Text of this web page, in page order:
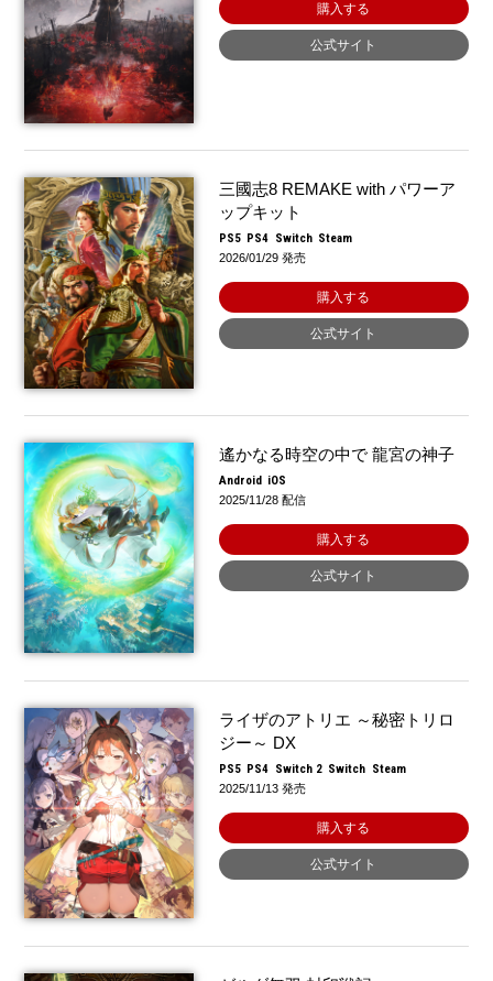
購入する
公式サイト
三國志8 REMAKE with パワーア
ップキット
PS5 PS4 Switch Steam
2026/01/29 発売
購入する
公式サイト
遙かなる時空の中で 龍宮の神子
Android iOS
2025/11/28 配信
購入する
公式サイト
ライザのアトリエ ～秘密トリロ
ジー～ DX
PS5 PS4 Switch 2 Switch Steam
2025/11/13 発売
購入する
公式サイト